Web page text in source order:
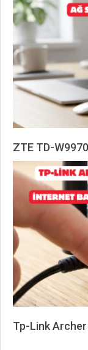
ZTE TD-
2026-
07-
Tp-Link